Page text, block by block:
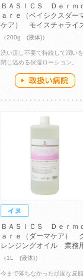
ＢＡＳＩＣＳ Ｄｅｒｍ
ａｒｅ（ベイシクスダー
ケア） モイスチャライ
（200g (液体)）
洗い流し不要で持続して潤いを
閉じ込める保湿ローション。
ＢＡＳＩＣＳ Ｄｅｒｍ
ａｒｅ（ダーマケア）
レンジングオイル 業務
（1L (液体)）
今まで落ちなかった頑固な皮脂